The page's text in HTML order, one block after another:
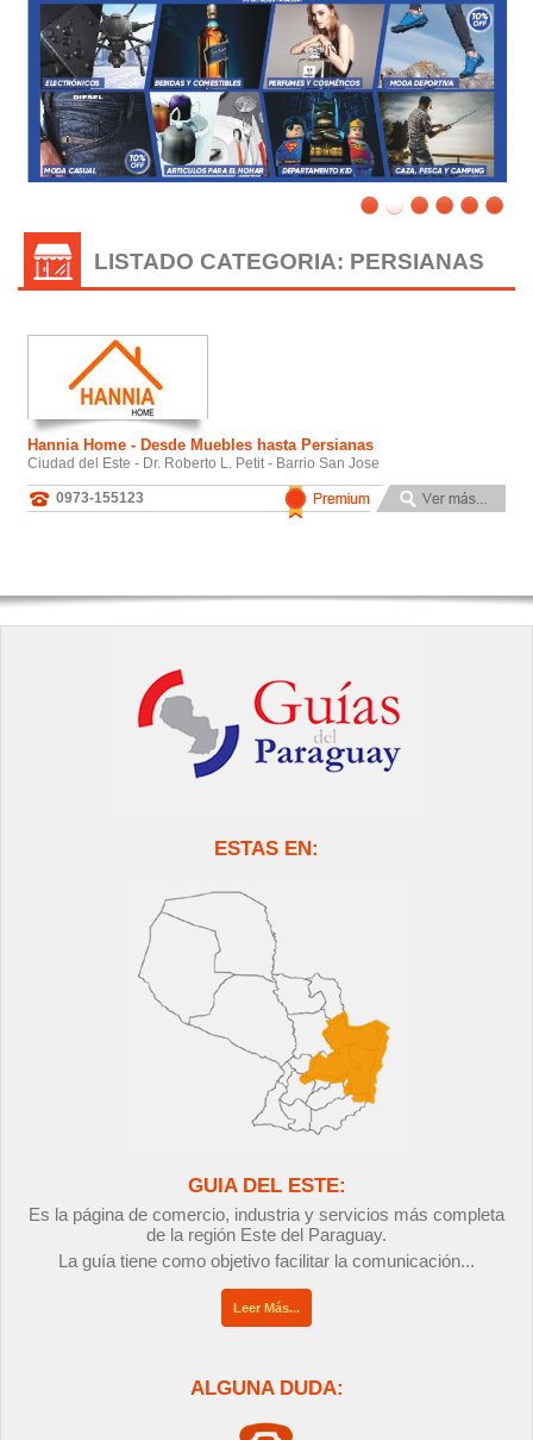
LISTADO CATEGORIA: PERSIANAS
Hannia Home - Desde Muebles hasta Persianas
Ciudad del Este - Dr. Roberto L. Petit - Barrio San Jose
0973-155123
ESTAS EN:
GUIA DEL ESTE:
Es la página de comercio, industria y servicios más completa
de la región Este del Paraguay.
La guía tiene como objetivo facilitar la comunicación...
Leer Más...
ALGUNA DUDA: